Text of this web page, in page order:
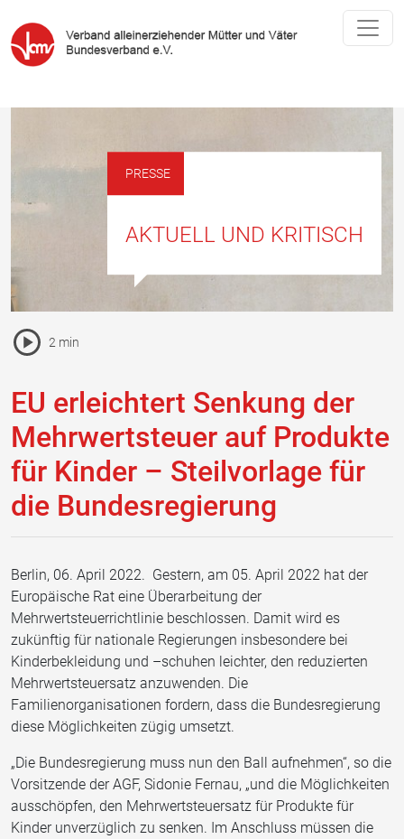
PRESSE
AKTUELL UND KRITISCH
Vorlesen Icon
Pause Icon
2 min
EU erleichtert Senkung der
Mehrwertsteuer auf Produkte
für Kinder – Steilvorlage für
die Bundesregierung
Berlin, 06. April 2022. Gestern, am 05. April 2022 hat der
Europäische Rat eine Überarbeitung der
Mehrwertsteuerrichtlinie beschlossen. Damit wird es
zukünftig für nationale Regierungen insbesondere bei
Kinderbekleidung und –schuhen leichter, den reduzierten
Mehrwertsteuersatz anzuwenden. Die
Familienorganisationen fordern, dass die Bundesregierung
diese Möglichkeiten zügig umsetzt.
„Die Bundesregierung muss nun den Ball aufnehmen“, so die
Vorsitzende der AGF, Sidonie Fernau, „und die Möglichkeiten
ausschöpfen, den Mehrwertsteuersatz für Produkte für
Kinder unverzüglich zu senken. Im Anschluss müssen die